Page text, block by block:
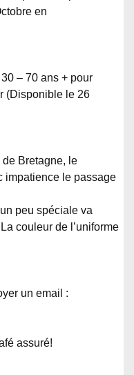
en
– 70 ans + pour
(Disponible le 26
Bretagne, le
impatience le passage
peu spéciale va
couleur de l’uniforme
un email :
assuré!